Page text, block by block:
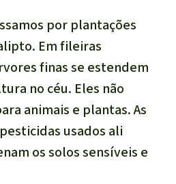
por plantações
Em fileiras
finas se estendem
no céu. Eles não
animais e plantas. As
usados ali
os solos sensíveis e